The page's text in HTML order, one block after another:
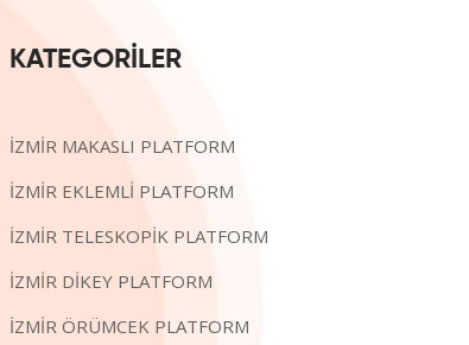
KATEGORİLER
İZMİR MAKASLI PLATFORM
İZMİR EKLEMLİ PLATFORM
İZMİR TELESKOPİK PLATFORM
İZMİR DİKEY PLATFORM
İZMİR ÖRÜMCEK PLATFORM